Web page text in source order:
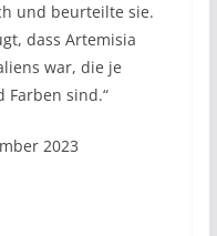
und beurteilte sie.
dass Artemisia
war, die je
Farben sind.“
2023